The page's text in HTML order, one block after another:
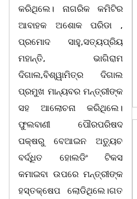
କରିଥିଲେ। ନାଗରିକ କମିଟିର
ଆବାହକ ଅଶୋକ ପରିଡା ,
ପ୍ରମୋଦ ସାହୁ,ସତ୍ୟପ୍ରିୟ
ମହାନ୍ତି, ଭାଗିରାମ
ଦିଗାଲ,ବିଶ୍ୱାମିତ୍ର ଦିଗାଲ
ପ୍ରମୁଖ ମାନ୍ୟବର ମନ୍ତ୍ରୀଙ୍କ
ସହ ଆଲୋଚନା କରିଥିଲେ।
ଫୁଲବାଣୀ ପୌରପରିଷଦ
ପକ୍ଷରୁ ବେଆଇନ ଅତ୍ୟୁଚ
ବର୍ଦ୍ଧିତ ହୋଲଡିଂ ଟିକସ
କମାଇବା ଉପରେ ମନ୍ତ୍ରୀଙ୍କ
ହସ୍ତକ୍ଷେପ ଲୋଡିଥିଲେ।ଗତ